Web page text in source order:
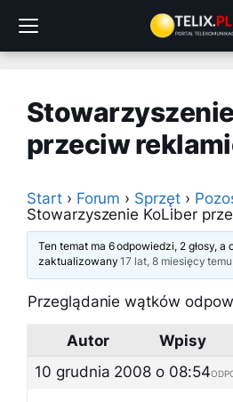
treści
przeciw
Start › Forum › Sprzęt ›
Stowarzyszenie KoLiber
Ten temat ma 6 odpowiedzi, 2 głosy, a
zaktualizowany17 lat, 8 miesięcy temu
Przeglądanie wątków
Autor
Wpisy
10 grudnia 2008 o 08:54